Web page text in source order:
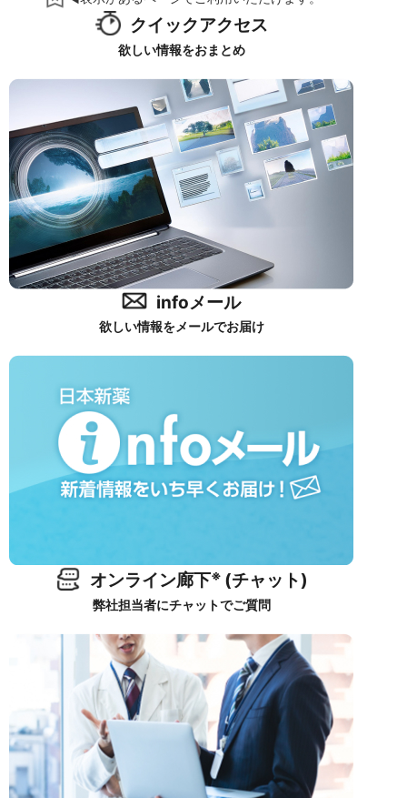
クイックアクセス
欲しい情報をおまとめ
infoメール
欲しい情報をメールでお届け
オンライン廊下※ (チャット)
弊社担当者にチャットでご質問